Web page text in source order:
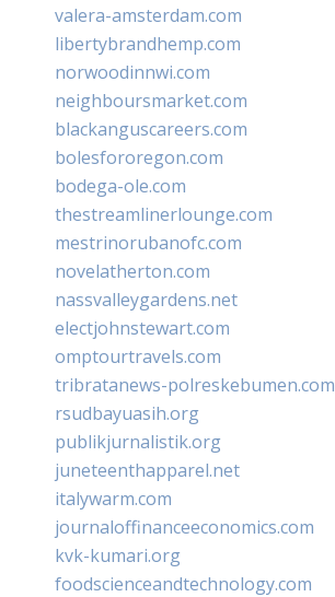
valera-amsterdam.com
libertybrandhemp.com
norwoodinnwi.com
neighboursmarket.com
blackanguscareers.com
bolesfororegon.com
bodega-ole.com
thestreamlinerlounge.com
mestrinorubanofc.com
novelatherton.com
nassvalleygardens.net
electjohnstewart.com
omptourtravels.com
tribratanews-polreskebumen.com
rsudbayuasih.org
publikjurnalistik.org
juneteenthapparel.net
italywarm.com
journaloffinanceeconomics.com
kvk-kumari.org
foodscienceandtechnology.com